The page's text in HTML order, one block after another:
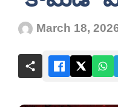
March 18,